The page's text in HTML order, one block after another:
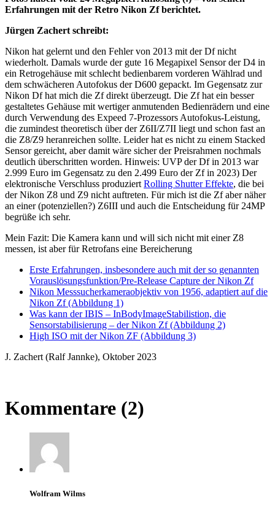
Erfahrungen mit der Retro Nikon Zf berichtet.
Jürgen Zachert schreibt:
Nikon hat gelernt und den Fehler von 2013 mit der Df nicht
wiederholt. Damals wurde der gute 16 Megapixel Sensor der D4 in
ein Retrogehäuse mit schlecht bedienbarem vorderen Wählrad und
dem schwächeren Autofokus der D600 gepackt. Im Gegensatz zur
Nikon Df hat mich die Zf direkt überzeugt. Die Zf hat ein besser
gestaltetes Gehäuse mit wertiger anmutenden Bedienrädern und eine
durch Verwendung des Expeed 7-Prozessors Autofokus-Leistung,
die zumindest theoretisch über der Z6II/Z7II liegt und schon fast an
die Z8/Z9 heranreichen sollte. Leider hat es nicht zu einem Stacked
Sensor gereicht, aber damit wäre sicher der Preisrahmen nochmals
deutlich überschritten worden. Hinweis: UVP der Df in 2013 war
2.999 Euro im Gegensatz zu den 2.499 Euro der Zf in 2023) Der
elektronische Verschluss produziertRolling Shutter Effekte, die bei
der Nikon Z8 und Z9 nicht auftreten. Für mich ist die Zf aber näher
an einer (potenziellen?) Z6III und auch die Entscheidung für 24MP
begrüße ich sehr.
Mein Fazit: Die Kamera kann und will sich nicht mit einer Z8
messen, ist aber für Retrofans eine Bereicherung
Erste Erfahrungen, insbesondere auch mit der so genannten
Vorauslösungsfunktion/Pre-Release Capture der Nikon Zf
Nikon Messsucherkameraobjektiv von 1956, adaptiert auf die
Nikon Zf (Abbildung 1)
Was kann der IBIS – InBodyImageStabilistion, die
Sensorstabilisierung – der Nikon Zf (Abbildung 2)
High ISO mit der Nikon ZF (Abbildung 3)
J. Zachert (Ralf Jannke), Oktober 2023
Kommentare (2)
Wolfram Wilms